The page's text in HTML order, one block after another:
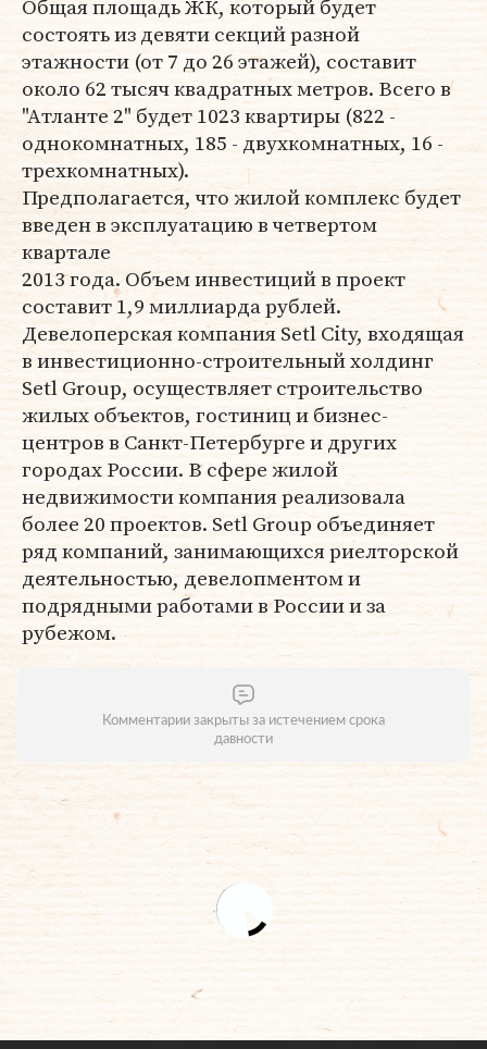
Общая площадь ЖК, который будет
состоять из девяти секций разной
этажности (от 7 до 26 этажей), составит
около 62 тысяч квадратных метров. Всего в
"Атланте 2" будет 1023 квартиры (822 -
однокомнатных, 185 - двухкомнатных, 16 -
трехкомнатных).
Предполагается, что жилой комплекс будет
введен в эксплуатацию в четвертом
квартале
2013 года. Объем инвестиций в проект
составит 1,9 миллиарда рублей.
Девелоперская компания Setl City, входящая
в инвестиционно-строительный холдинг
Setl Group, осуществляет строительство
жилых объектов, гостиниц и бизнес-
центров в Санкт-Петербурге и других
городах России. В сфере жилой
недвижимости компания реализовала
более 20 проектов. Setl Group объединяет
ряд компаний, занимающихся риелторской
деятельностью, девелопментом и
подрядными работами в России и за
рубежом.
Комментарии закрыты за истечением срока
давности